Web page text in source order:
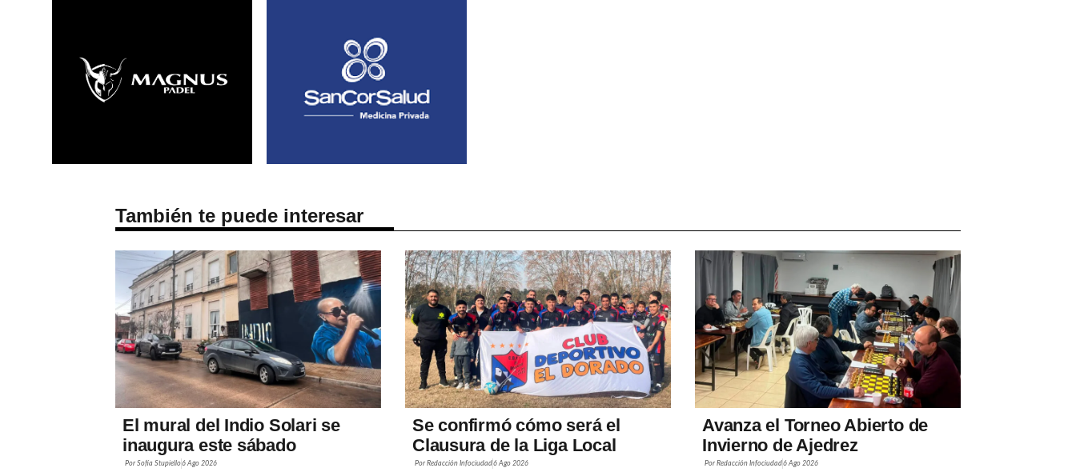
También te puede interesar
El mural del Indio Solari se
inaugura este sábado
Por Sofía Stupiello6 Ago 2026
Se confirmó cómo será el
Clausura de la Liga Local
Por Redacción Infociudad6 Ago 2026
Avanza el Torneo Abierto de
Invierno de Ajedrez
Por Redacción Infociudad6 Ago 2026